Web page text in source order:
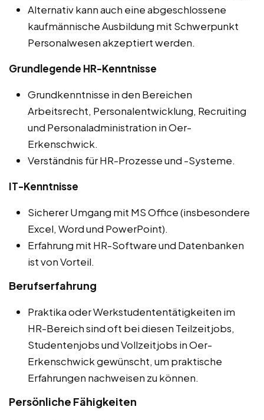
Alternativ kann auch eine abgeschlossene
kaufmännische Ausbildung mit Schwerpunkt
Personalwesen akzeptiert werden.
Grundlegende HR-Kenntnisse
Grundkenntnisse in den Bereichen
Arbeitsrecht, Personalentwicklung, Recruiting
und Personaladministration in Oer-
Erkenschwick.
Verständnis für HR-Prozesse und -Systeme.
IT-Kenntnisse
Sicherer Umgang mit MS Office (insbesondere
Excel, Word und PowerPoint).
Erfahrung mit HR-Software und Datenbanken
ist von Vorteil.
Berufserfahrung
Praktika oder Werkstudententätigkeiten im
HR-Bereich sind oft bei diesen Teilzeitjobs,
Studentenjobs und Vollzeitjobs in Oer-
Erkenschwick gewünscht, um praktische
Erfahrungen nachweisen zu können.
Persönliche Fähigkeiten